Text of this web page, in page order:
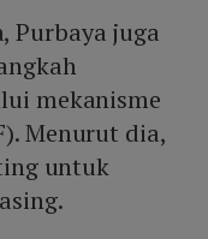
Purbaya juga
mekanisme
Menurut dia,
untuk